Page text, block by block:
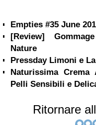
Empties #35 June
[Review]
Nature
Pressday Limoni e
Naturissima
Pelli Sensibili e
Ritornare